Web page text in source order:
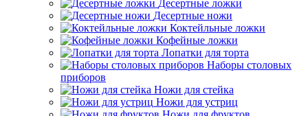
Десертные ложки
Десертные ножи
Коктейльные ложки
Кофейные ложки
Лопатки для торта
Наборы столовых
приборов
Ножи для стейка
Ножи для устриц